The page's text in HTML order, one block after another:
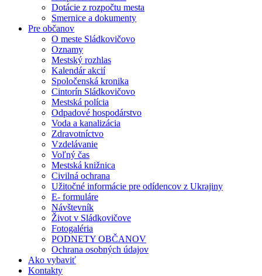
Dotácie z rozpočtu mesta
Smernice a dokumenty
Pre občanov
O meste Sládkovičovo
Oznamy
Mestský rozhlas
Kalendár akcií
Spoločenská kronika
Cintorín Sládkovičovo
Mestská polícia
Odpadové hospodárstvo
Voda a kanalizácia
Zdravotníctvo
Vzdelávanie
Voľný čas
Mestská knižnica
Civilná ochrana
Užitočné informácie pre odídencov z Ukrajiny
E- formuláre
Návštevník
Život v Sládkovičove
Fotogaléria
PODNETY OBČANOV
Ochrana osobných údajov
Ako vybaviť
Kontakty